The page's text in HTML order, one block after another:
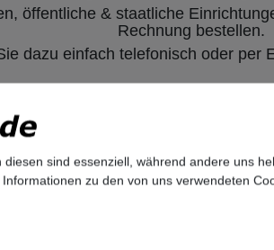
öffentliche & staatliche
Rechnung bestellen.
dazu einfach telefonisch oder per
UNIFY Telefone
Openscape Serie
UNIFY DECT Mobilteile
sind essenziell, während andere uns
zu den von uns verwendeten